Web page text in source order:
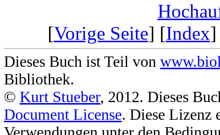
[Vorige Seite] [Index
Dieses Buch ist Teil von
Bibliothek.
© Kurt Stueber, 2012. Dieses
Document License. Diese Lizenz